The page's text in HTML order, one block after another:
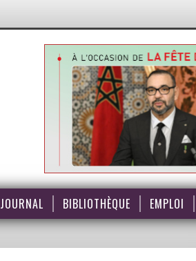
JOURNAL BIBLIOTHÈQUE EMPLOI